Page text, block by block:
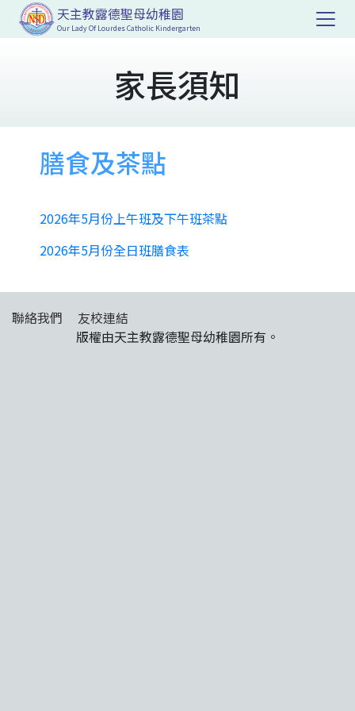
天主教露德聖母幼稚園
Our Lady Of Lourdes Catholic Kindergarten
家長須知
膳食及茶點
2026年5月份上午班及下午班茶點
2026年5月份全日班膳食表
聯絡我們
友校連結
版權由天主教露德聖母幼稚園所有。